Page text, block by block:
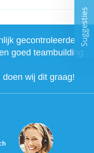
gecontroleerde
goed teambuilding
wij dit graag!
Suggesties